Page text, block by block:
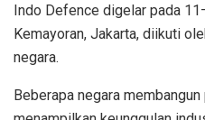
Indo Defence digelar pada
Kemayoran, Jakarta, diikuti
negara.
Beberapa negara